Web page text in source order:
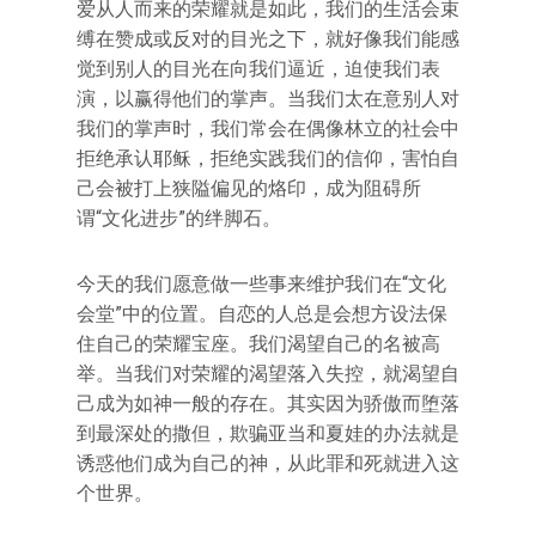
爱从人而来的荣耀就是如此，我们的生活会束
缚在赞成或反对的目光之下，就好像我们能感
觉到别人的目光在向我们逼近，迫使我们表
演，以赢得他们的掌声。当我们太在意别人对
我们的掌声时，我们常会在偶像林立的社会中
拒绝承认耶稣，拒绝实践我们的信仰，害怕自
己会被打上狭隘偏见的烙印，成为阻碍所
谓“文化进步”的绊脚石。
今天的我们愿意做一些事来维护我们在“文化
会堂”中的位置。自恋的人总是会想方设法保
住自己的荣耀宝座。我们渴望自己的名被高
举。当我们对荣耀的渴望落入失控，就渴望自
己成为如神一般的存在。其实因为骄傲而堕落
到最深处的撒但，欺骗亚当和夏娃的办法就是
诱惑他们成为自己的神，从此罪和死就进入这
个世界。